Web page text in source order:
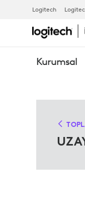
ALANI
Logitech
Kurumsal